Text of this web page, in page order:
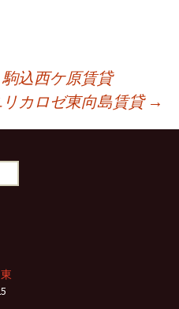
込西ケ原賃貸
カロゼ東向島賃貸 →